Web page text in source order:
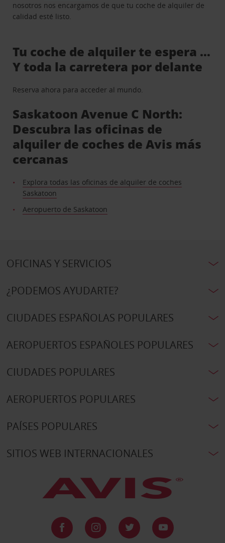
nosotros nos encargamos de que tu coche de alquiler de
calidad esté listo.
Tu coche de alquiler te espera …
Y toda la carretera por delante
Reserva ahora para acceder al mundo.
Saskatoon Avenue C North:
Descubra las oficinas de
alquiler de coches de Avis más
cercanas
Explora todas las oficinas de alquiler de coches
Saskatoon
Aeropuerto de Saskatoon
OFICINAS Y SERVICIOS
¿PODEMOS AYUDARTE?
CIUDADES ESPAÑOLAS POPULARES
AEROPUERTOS ESPAÑOLES POPULARES
CIUDADES POPULARES
AEROPUERTOS POPULARES
PAÍSES POPULARES
SITIOS WEB INTERNACIONALES